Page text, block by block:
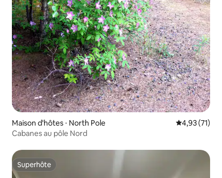
Maison d'hôtes ⋅ North Pole Évaluation
4,93 (71)
Cabanes au pôle Nord
Superhôte
Superhôte